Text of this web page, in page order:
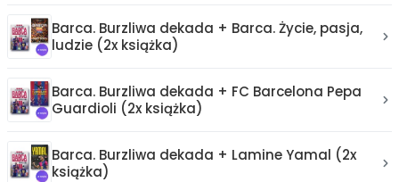
Barca. Burzliwa dekada + Barca. Życie, pasja,
ludzie (2x książka)
Barca. Burzliwa dekada + FC Barcelona Pepa
Guardioli (2x książka)
Barca. Burzliwa dekada + Lamine Yamal (2x
książka)